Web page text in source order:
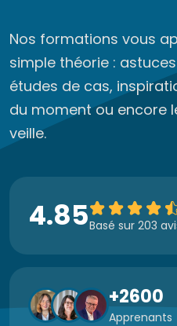
Nos formations vous
simple théorie :
études de cas,
du moment ou encore
veille.
4.85Basé sur 203
+2600
Apprenants